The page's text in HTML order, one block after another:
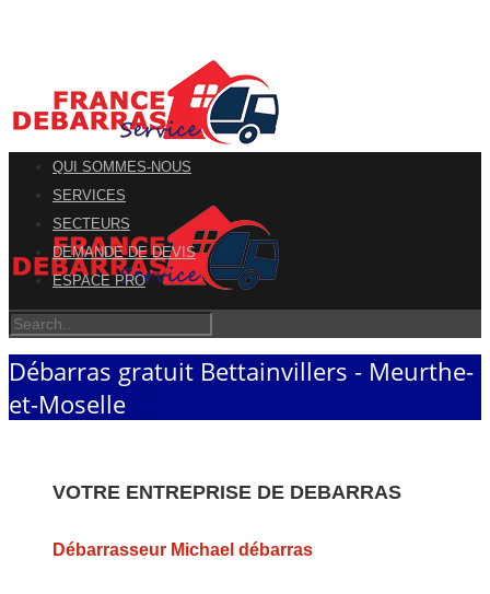
QUI SOMMES-NOUS
SERVICES
SECTEURS
DEMANDE DE DEVIS
ESPACE PRO
Débarras gratuit Bettainvillers - Meurthe-
et-Moselle
VOTRE ENTREPRISE DE DEBARRAS
Débarrasseur Michael débarras